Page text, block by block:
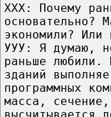
ХХХ: Почему
основательно?
экономили? Или
УУУ: Я думаю,
раньше любили.
зданий
программных
масса,
высчитывается